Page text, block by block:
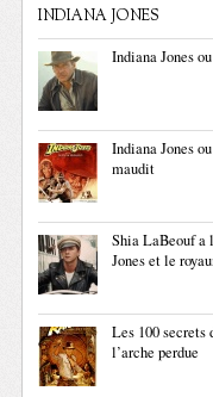
INDIANA JONES
Indiana Jones
Indiana Jones
maudit
Shia LaBeouf a
Jones et le
Les 100 secrets
l’arche perdue